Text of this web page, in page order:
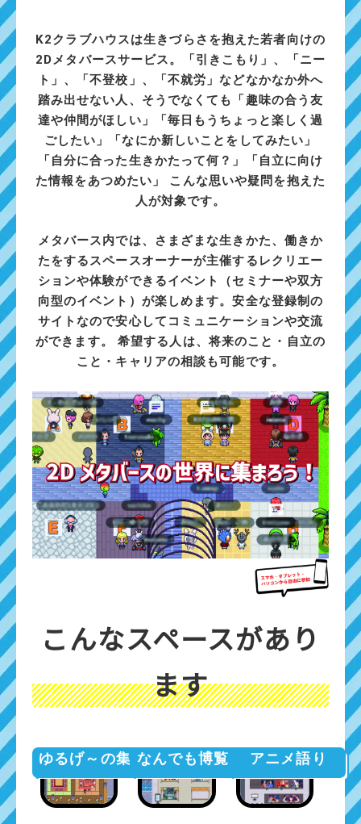
K2クラブハウスは生きづらさを抱えた若者向けの
2Dメタバースサービス。「引きこもり」、「ニー
ト」、「不登校」、「不就労」などなかなか外へ
踏み出せない人、そうでなくても「趣味の合う友
達や仲間がほしい」「毎日もうちょっと楽しく過
ごしたい」「なにか新しいことをしてみたい」
「自分に合った生きかたって何？」「自立に向け
た情報をあつめたい」 こんな思いや疑問を抱えた
人が対象です。
メタバース内では、さまざまな生きかた、働きか
たをするスペースオーナーが主催するレクリエー
ションや体験ができるイベント（セミナーや双方
向型のイベント）が楽しめます。安全な登録制の
サイトなので安心してコミュニケーションや交流
ができます。 希望する人は、将来のこと・自立の
こと・キャリアの相談も可能です。
こんなスペースがあり
ます
ゆるげ～の集いなんでも博覧会 アニメ語り